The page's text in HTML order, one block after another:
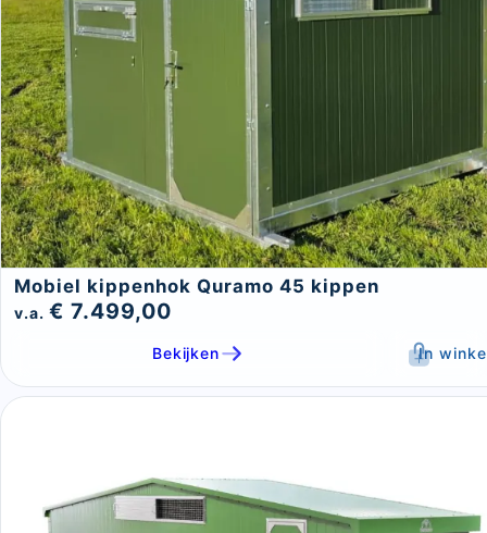
Mobiel kippenhok Quramo 45 kippen
v.a. € 7.499,00
Bekijken In